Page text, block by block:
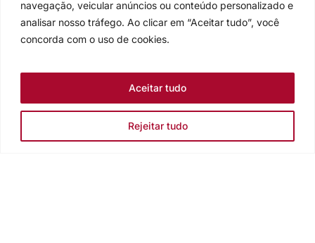
navegação, veicular anúncios ou conteúdo personalizado e
analisar nosso tráfego. Ao clicar em “Aceitar tudo”, você
concorda com o uso de cookies.
Rejeitar tudo
Aceitar tudo